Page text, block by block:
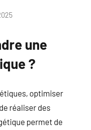
une
?
optimiser
réaliser des
permet de